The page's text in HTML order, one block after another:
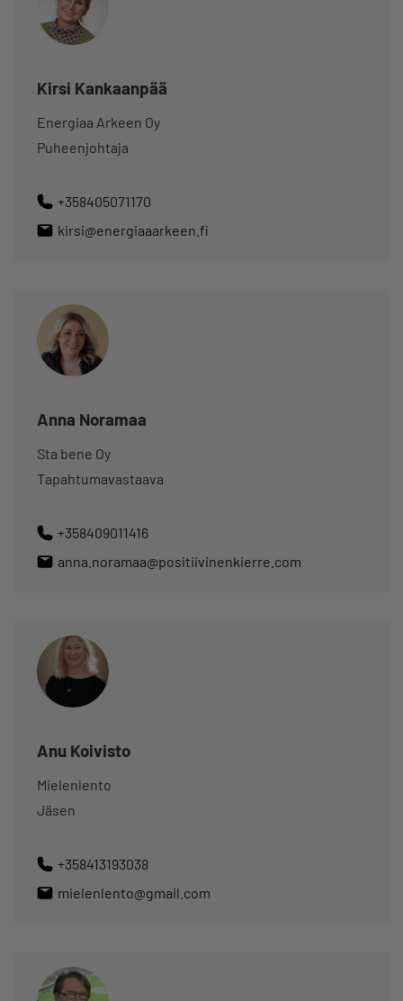
Kirsi Kankaanpää
Energiaa Arkeen Oy
Puheenjohtaja
+358405071170
kirsi@energiaaarkeen.fi
Anna Noramaa
Sta bene Oy
Tapahtumavastaava
+358409011416
anna.noramaa@positiivinenkierre.com
Anu Koivisto
Mielenlento
Jäsen
+358413193038
mielenlento@gmail.com